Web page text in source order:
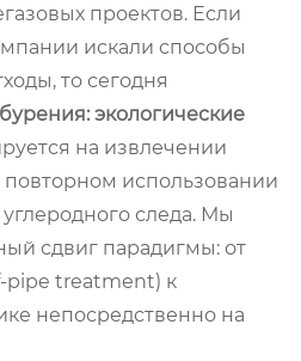
проектов. Если
искали способы
то сегодня
экологические
на извлечении
использовании
следа. Мы
сдвиг парадигмы: от
pipe treatment) к
непосредственно на